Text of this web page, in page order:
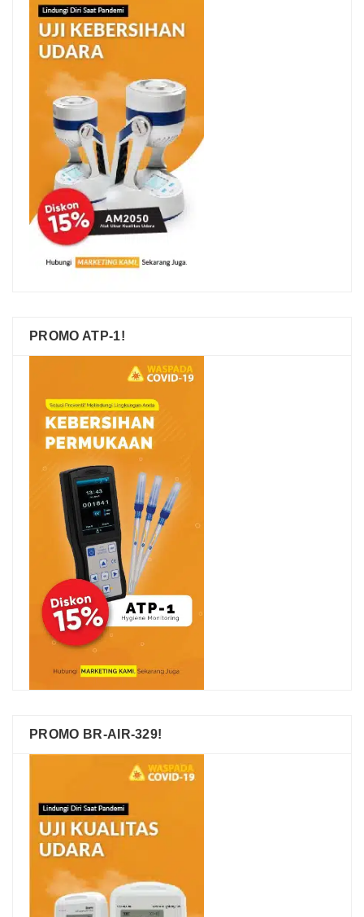
PROMO ATP-1!
PROMO BR-AIR-329!